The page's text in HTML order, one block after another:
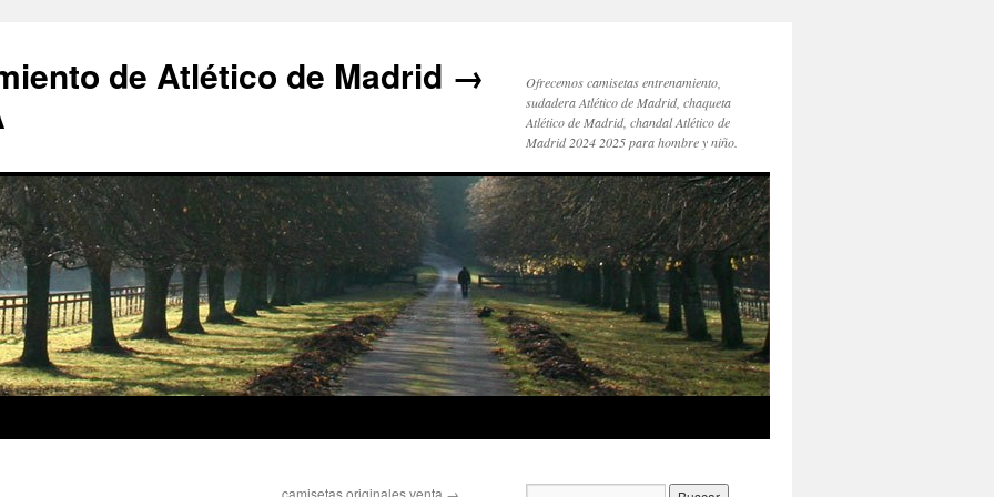
de Atlético de Madrid →
Ofrecemos camisetas entrenamiento,
sudadera Atlético de Madrid, chaqueta
Atlético de Madrid, chandal Atlético de
Madrid 2024 2025 para hombre y niño.
camisetas originales venta →